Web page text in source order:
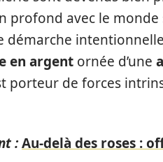
profond avec le
démarche
en argent ornée d’une
porteur de forces
:Au-delà des roses :